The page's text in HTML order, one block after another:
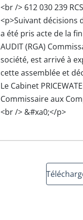
<br /> 612 030 239
<p>Suivant décisions
a été pris acte de la fin
AUDIT (RGA)
société, est arrivé à
cette assemblée et
Le Cabinet
Commissaire aux
<br /> &#xa0;</p>